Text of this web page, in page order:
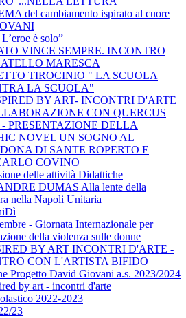
del cambiamento ispirato al cuore
è solo”
VINCE SEMPRE. INCONTRO
MARESCA
TIROCINIO " LA SCUOLA
LA SCUOLA"
BY ART- INCONTRI D'ARTE
CON QUERCUS
PRESENTAZIONE DELLA
NOVEL UN SOGNO AL
DI SANTE ROPERTO E
COVINO
delle attività Didattiche
DUMAS Alla lente della
nella Napoli Unitaria
- Giornata Internazionale per
della violenza sulle donne
BY ART INCONTRI D'ARTE -
CON L'ARTISTA BIFIDO
Progetto David Giovani a.s. 2023/2024
by art - incontri d'arte
2022-2023
23